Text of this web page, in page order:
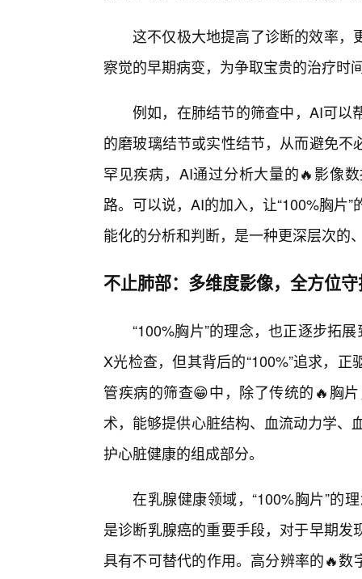
这不仅极大地提高了诊断的效率，
察觉的早期病变，为争取宝贵的治疗时
例如，在肺结节的筛查中，AI可以
的磨玻璃结节或实性结节，从而避免
罕见疾病，AI通过分析大量的🔥影像
路。可以说，AI的加入，让“100%胸片
能化的分析和判断，是一种更深层次的
不止肺部：多维度影像，全方位
“100%胸片”的理念，也正逐步拓
X光检查，但其背后的“100%”追求，
管疾病的筛查😁中，除了传统的🔥胸
术，能够提供心脏结构、血流动力学、
护心脏健康的组成部分。
在乳腺健康领域，“100%胸片”的
是诊断乳腺癌的重要手段，对于早期
具有不可替代的作用。高分辨率的🔥